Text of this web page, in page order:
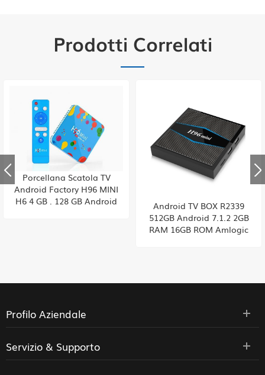
Prodotti Correlati
Porcellana Scatola TV
Android Factory H96 MINI
H6 4 GB . 128 GB Android
Android TV BOX R2339
512GB Android 7.1.2 2GB
RAM 16GB ROM Amlogic
Profilo Aziendale
Servizio & Supporto